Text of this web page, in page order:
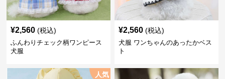
¥2,560 (税込)
ふんわりチェック柄ワンピース
犬服
¥2,560 (税込)
犬服 ワンちゃんのあったかベス
ト
人気